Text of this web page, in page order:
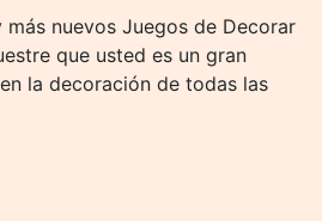
nuevos Juegos de Decorar
que usted es un gran
la decoración de todas las